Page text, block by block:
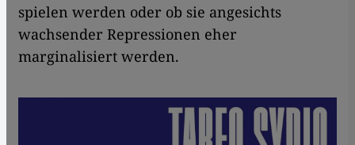
spielen werden oder ob sie angesichts
wachsender Repressionen eher
marginalisiert werden.